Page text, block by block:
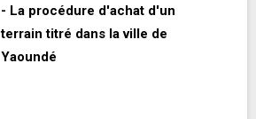
- La procédure d'achat d'un
terrain titré dans la ville de
Yaoundé